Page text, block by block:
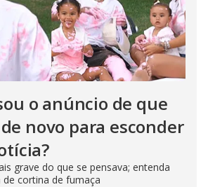
o anúncio de que
novo para esconder
grave do que se pensava; entenda
cortina de fumaça